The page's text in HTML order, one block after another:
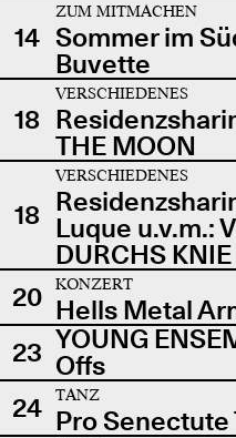
14
ZUM MITMACHEN
Sommer im
Buvette
18
VERSCHIEDENES
THE MOON
18
VERSCHIEDENES
Luque u.v.m.:
DURCHS
20
KONZERT
Hells Metal
23 YOUNG
Offs
24
TANZ
Pro Senectute